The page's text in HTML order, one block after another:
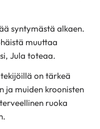
syntymästä alkaen.
muuttaa
Jula toteaa.
on tärkeä
ja muiden kroonisten
ruoka